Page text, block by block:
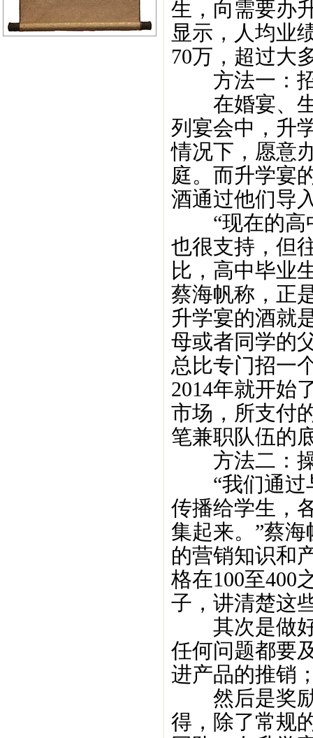
生，向需要办
显示，人均业
70万，超过大
方法一：招
在婚宴、生
列宴会中，升
情况下，愿意
庭。而升学宴
酒通过他们导
“现在的高
也很支持，但
比，高中毕业
蔡海帆称，正
升学宴的酒就
母或者同学的
总比专门招一
2014年就开始
市场，所支付
笔兼职队伍的
方法二：操
“我们通过
传播给学生，
集起来。”蔡
的营销知识和
格在100至400
子，讲清楚这
其次是做好
任何问题都要
进产品的推销
然后是奖励
得，除了常规